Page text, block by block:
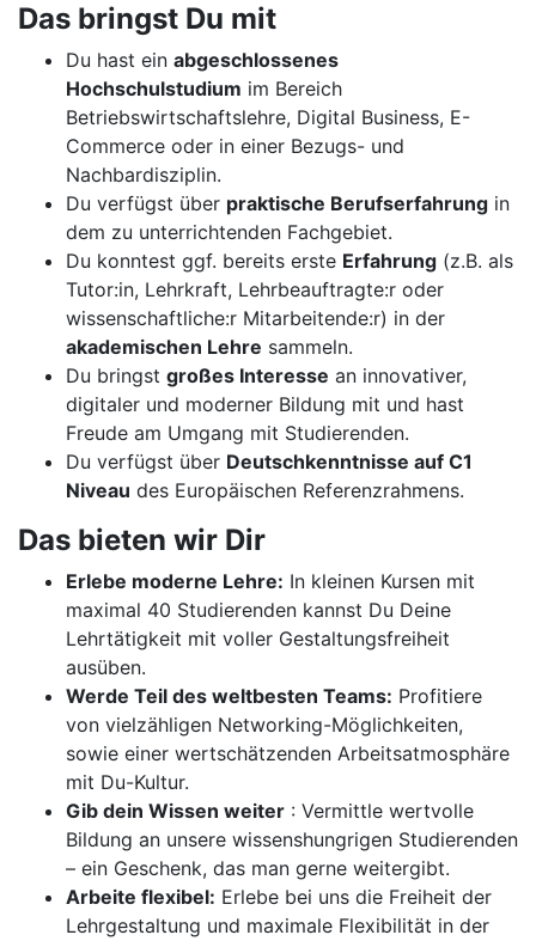
Das bringst Du mit
Du hast ein abgeschlossenes
Hochschulstudium im Bereich
Betriebswirtschaftslehre, Digital Business, E-
Commerce oder in einer Bezugs- und
Nachbardisziplin.
Du verfügst über praktische Berufserfahrung in
dem zu unterrichtenden Fachgebiet.
Du konntest ggf. bereits erste Erfahrung (z.B. als
Tutor:in, Lehrkraft, Lehrbeauftragte:r oder
wissenschaftliche:r Mitarbeitende:r) in der
akademischen Lehre sammeln.
Du bringst großes Interesse an innovativer,
digitaler und moderner Bildung mit und hast
Freude am Umgang mit Studierenden.
Du verfügst über Deutschkenntnisse auf C1
Niveau des Europäischen Referenzrahmens.
Das bieten wir Dir
Erlebe moderne Lehre: In kleinen Kursen mit
maximal 40 Studierenden kannst Du Deine
Lehrtätigkeit mit voller Gestaltungsfreiheit
ausüben.
Werde Teil des weltbesten Teams: Profitiere
von vielzähligen Networking-Möglichkeiten,
sowie einer wertschätzenden Arbeitsatmosphäre
mit Du-Kultur.
Gib dein Wissen weiter : Vermittle wertvolle
Bildung an unsere wissenshungrigen Studierenden
– ein Geschenk, das man gerne weitergibt.
Arbeite flexibel: Erlebe bei uns die Freiheit der
Lehrgestaltung und maximale Flexibilität in der